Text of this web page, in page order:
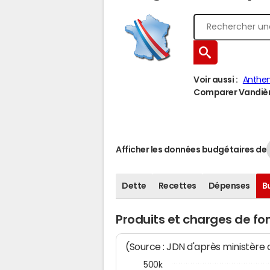
Voir aussi :
Comparer
Afficher les données budgétaires de
Dette Recettes Dépenses
Produits et charges de
(Source : JDN d'après ministère
500k